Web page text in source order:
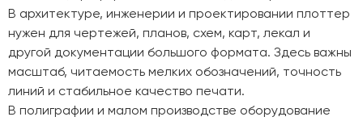
В архитектуре, инженерии и проектировании плоттер
нужен для чертежей, планов, схем, карт, лекал и
другой документации большого формата. Здесь важны
масштаб, читаемость мелких обозначений, точность
линий и стабильное качество печати.
В полиграфии и малом производстве оборудование